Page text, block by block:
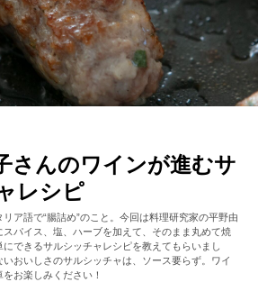
さんのワインが進むサ
レシピ
ア語で“腸詰め”のこと。今回は料理研究家の平野由
パイス、塩、ハーブを加えて、そのまま丸めて焼
にできるサルシッチャレシピを教えてもらいまし
おいしさのサルシッチャは、ソース要らず。ワイ
お楽しみください！